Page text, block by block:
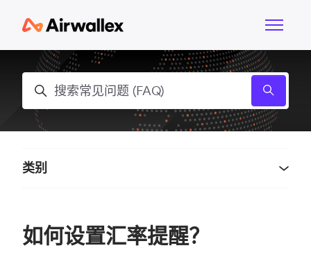
切换导
搜索
如何设置汇率提醒？
类别